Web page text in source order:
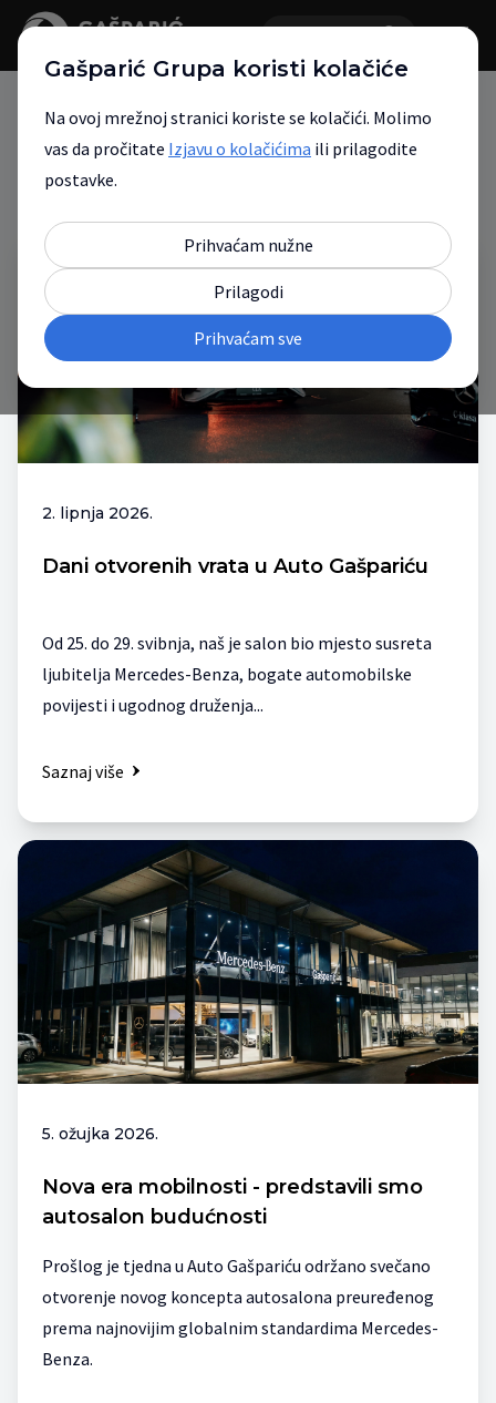
Novosti
2. lipnja 2026.
Dani otvorenih vrata u Auto Gašpariću
Od 25. do 29. svibnja, naš je salon bio mjesto susreta
ljubitelja Mercedes-Benza, bogate automobilske
povijesti i ugodnog druženja...
Saznaj više
5. ožujka 2026.
Nova era mobilnosti - predstavili smo
autosalon budućnosti
Prošlog je tjedna u Auto Gašpariću održano svečano
otvorenje novog koncepta autosalona preuređenog
prema najnovijim globalnim standardima Mercedes-
Benza.
Gašparić Grupa koristi kolačiće
Na ovoj mrežnoj stranici koriste se kolačići. Molimo
vas da pročitate Izjavu o kolačićima ili prilagodite
postavke.
Prihvaćam nužne
Prilagodi
Prihvaćam sve